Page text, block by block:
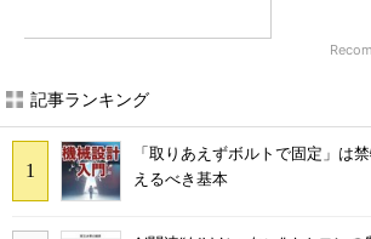
記事ランキング
「取りあえずボルトで固定」は
えるべき基本